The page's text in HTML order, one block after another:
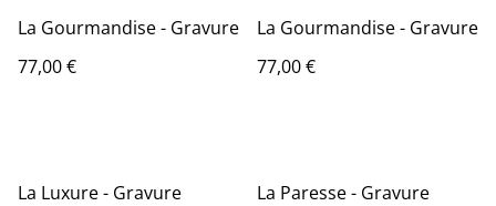
La Gourmandise - Gravure
77,00 €
La Gourmandise - Gravure
77,00 €
La Luxure - Gravure
La Paresse - Gravure